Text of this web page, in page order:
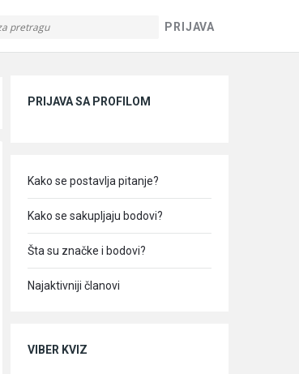
PRIJAVA
PRIJAVA SA PROFILOM
Kako se postavlja pitanje?
Kako se sakupljaju bodovi?
Šta su značke i bodovi?
Najaktivniji članovi
VIBER KVIZ